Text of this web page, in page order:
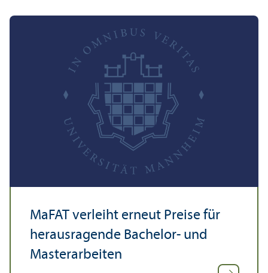
MaFAT verleiht erneut Preise für
herausragende Bachelor- und
Master­arbeiten